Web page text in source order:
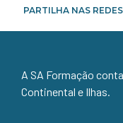
PARTILHA NAS
A SA Formação
Continental e Ilhas.